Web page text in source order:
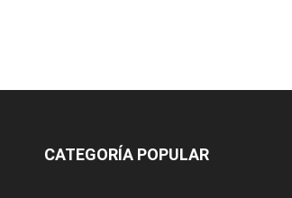
CATEGORÍA POPULAR